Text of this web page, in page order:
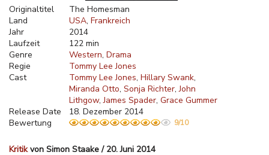
Originaltitel
The Homesman
Land
USA Frankreich
Jahr
2014
Laufzeit
122 min
Genre
Western Drama
Regie
Tommy Lee Jones
Cast
Tommy Lee Jones Hillary Swank
Miranda Otto Sonja Richter John
Lithgow James Spader Grace Gummer
Release Date
18. Dezember 2014
Bewertung
9/10
Kritikvon Simon Staake / 20. Juni 2014